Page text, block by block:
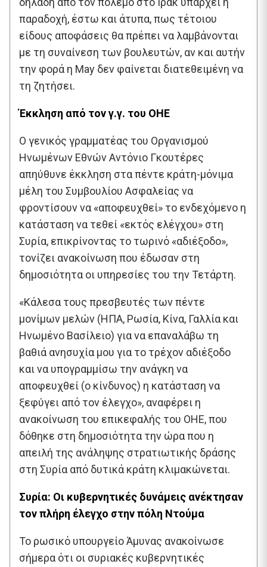
παραδοχή, έστω και άτυπα, πως τέτοιου
είδους αποφάσεις θα πρέπει να λαμβάνονται
με τη συναίνεση των βουλευτών, αν και αυτήν
την φορά η May δεν φαίνεται διατεθειμένη να
τη ζητήσει.
Έκκληση από τον γ.γ. του ΟΗΕ
Ο γενικός γραμματέας του Οργανισμού
Ηνωμένων Εθνών Αντόνιο Γκουτέρες
απηύθυνε έκκληση στα πέντε κράτη-μόνιμα
μέλη του Συμβουλίου Ασφαλείας να
φροντίσουν να «αποφευχθεί» το ενδεχόμενο η
κατάσταση να τεθεί «εκτός ελέγχου» στη
Συρία, επικρίνοντας το τωρινό «αδιέξοδο»,
τονίζει ανακοίνωση που έδωσαν στη
δημοσιότητα οι υπηρεσίες του την Τετάρτη.
«Κάλεσα τους πρεσβευτές των πέντε
μονίμων μελών (ΗΠΑ, Ρωσία, Κίνα, Γαλλία και
Ηνωμένο Βασίλειο) για να επαναλάβω τη
βαθιά ανησυχία μου για το τρέχον αδιέξοδο
και να υπογραμμίσω την ανάγκη να
αποφευχθεί (ο κίνδυνος) η κατάσταση να
ξεφύγει από τον έλεγχο», αναφέρει η
ανακοίνωση του επικεφαλής του ΟΗΕ, που
δόθηκε στη δημοσιότητα την ώρα που η
απειλή της ανάληψης στρατιωτικής δράσης
στη Συρία από δυτικά κράτη κλιμακώνεται.
Συρία: Οι κυβερνητικές δυνάμεις ανέκτησαν
τον πλήρη έλεγχο στην πόλη Ντούμα
Το ρωσικό υπουργείο Άμυνας ανακοίνωσε
σήμερα ότι οι συριακές κυβερνητικές